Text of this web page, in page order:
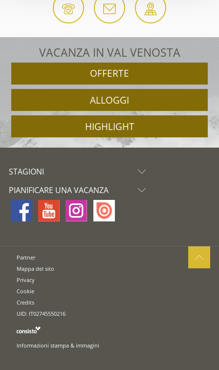
VACANZA IN VAL VENOSTA
OFFERTE
ALLOGGI
HIGHLIGHT
STAGIONI
PIANIFICARE UNA VACANZA
Partner
Mappa del sito
Privacy
Cookie
Credits
UID: IT02745550216
Informazioni stampa & immagini